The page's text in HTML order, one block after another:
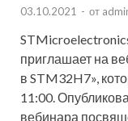
03.10.2021 - от
приглашает на
в STM32H7»,
11:00.
вебинара